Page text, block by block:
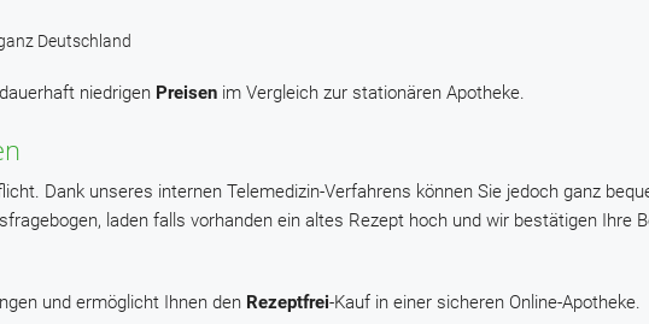
Deutschland
niedrigen Preisen im Vergleich zur stationären Apotheke.
Dank unseres internen Telemedizin-Verfahrens können Sie jedoch ganz
laden falls vorhanden ein altes Rezept hoch und wir bestätigen Ihre
und ermöglicht Ihnen den Rezeptfrei-Kauf in einer sicheren Online-Apotheke.